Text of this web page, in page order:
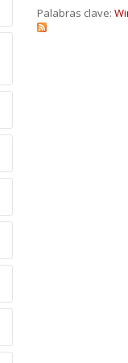
Palabras clave: